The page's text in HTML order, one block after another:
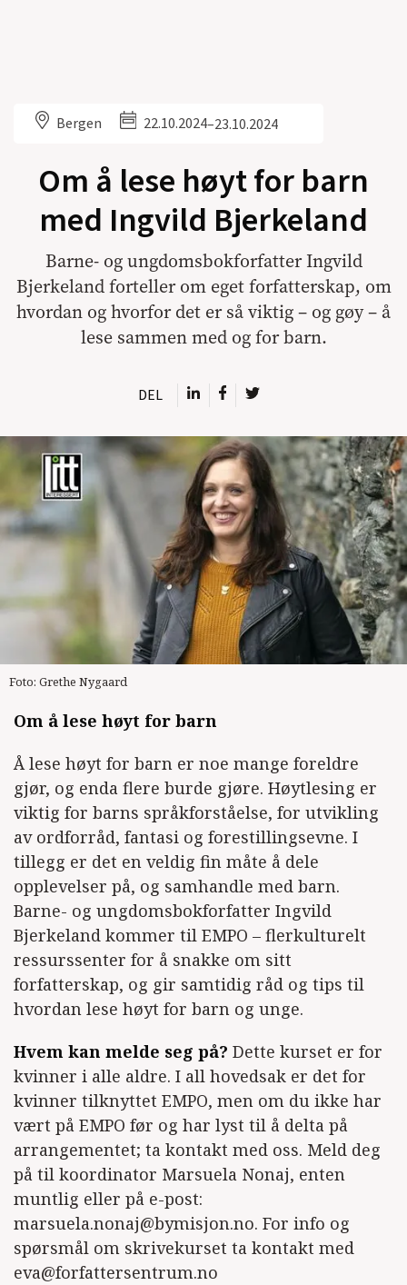
Bergen 22.10.2024–23.10.2024
Om å lese høyt for barn
med Ingvild Bjerkeland
Barne- og ungdomsbokforfatter Ingvild
Bjerkeland forteller om eget forfatterskap, om
hvordan og hvorfor det er så viktig – og gøy – å
lese sammen med og for barn.
DEL
Foto: Grethe Nygaard
Om å lese høyt for barn
Å lese høyt for barn er noe mange foreldre
gjør, og enda flere burde gjøre. Høytlesing er
viktig for barns språkforståelse, for utvikling
av ordforråd, fantasi og forestillingsevne. I
tillegg er det en veldig fin måte å dele
opplevelser på, og samhandle med barn.
Barne- og ungdomsbokforfatter Ingvild
Bjerkeland kommer til EMPO – flerkulturelt
ressurssenter for å snakke om sitt
forfatterskap, og gir samtidig råd og tips til
hvordan lese høyt for barn og unge.
Hvem kan melde seg på? Dette kurset er for
kvinner i alle aldre. I all hovedsak er det for
kvinner tilknyttet EMPO, men om du ikke har
vært på EMPO før og har lyst til å delta på
arrangementet; ta kontakt med oss. Meld deg
på til koordinator Marsuela Nonaj, enten
muntlig eller på e-post:
marsuela.nonaj@bymisjon.no. For info og
spørsmål om skrivekurset ta kontakt med
eva@forfattersentrum.no